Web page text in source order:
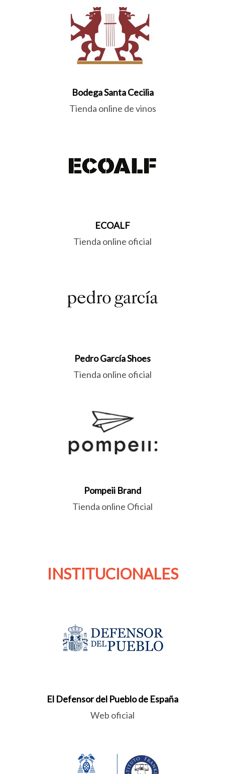
Bodega Santa Cecilia
Tienda online de vinos
ECOALF
Tienda online oficial
Pedro García Shoes
Tienda online oficial
Pompeii Brand
Tienda online Oficial
INSTITUCIONALES
El Defensor del Pueblo de España
Web oficial